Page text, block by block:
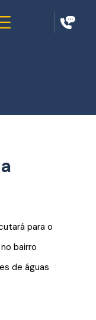
para o
bairro
de águas